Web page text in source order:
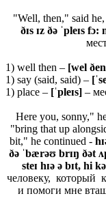
"Well, then," said
ðɪs ɪz ðə ˈpleɪs fɔ:
1) well then – [wel ð
1) say (said, said) – [ˈ
1) place – [ˈpleɪs] –
Here you, sonny,"
"bring that up
bit," he continued -
ðə ˈbærəʊ brɪŋ ðət
steɪ hɪə ə bɪt, hi
человеку, который
и помоги мне